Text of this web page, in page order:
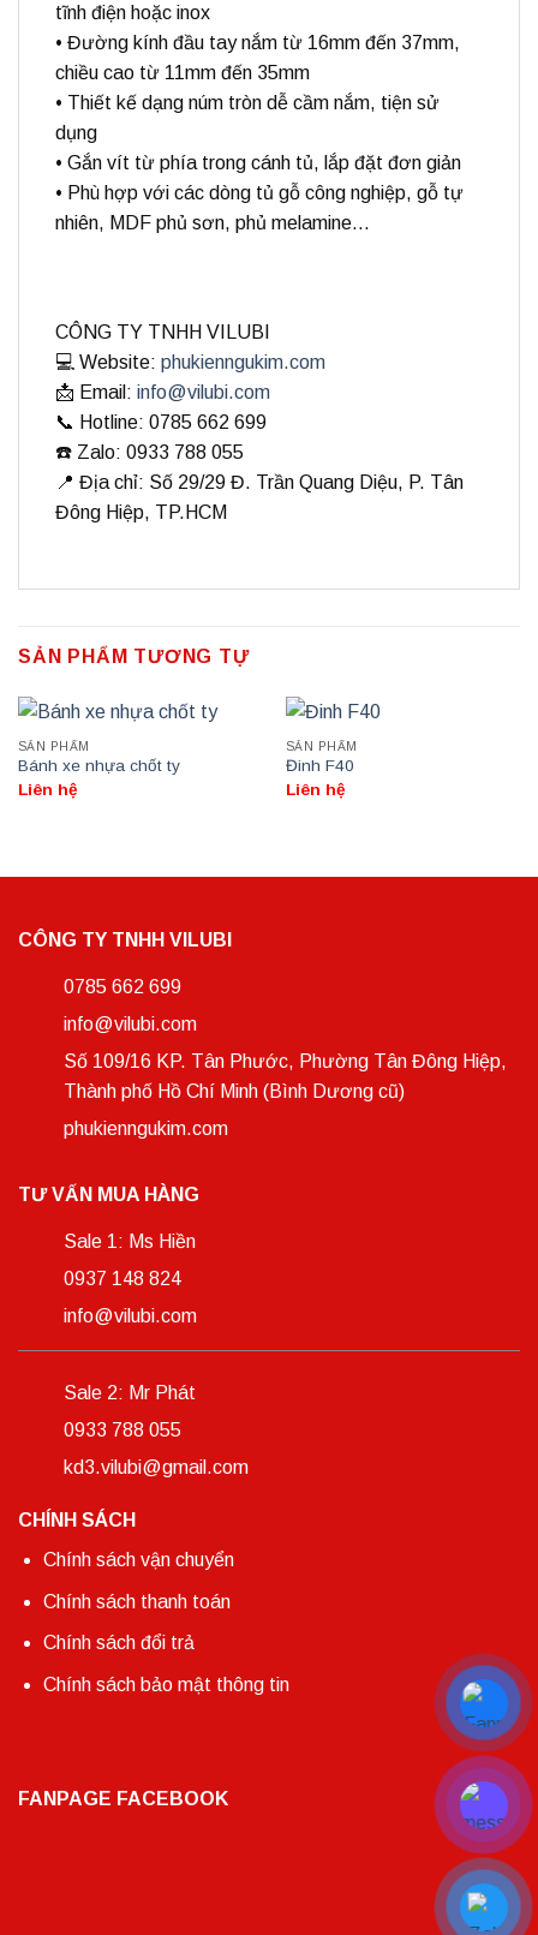
tĩnh điện hoặc inox
• Đường kính đầu tay nắm từ 16mm đến 37mm,
chiều cao từ 11mm đến 35mm
• Thiết kế dạng núm tròn dễ cầm nắm, tiện sử
dụng
• Gắn vít từ phía trong cánh tủ, lắp đặt đơn giản
• Phù hợp với các dòng tủ gỗ công nghiệp, gỗ tự
nhiên, MDF phủ sơn, phủ melamine…
CÔNG TY TNHH VILUBI
💻 Website: phukienngukim.com
📩 Email: info@vilubi.com
📞 Hotline: 0785 662 699
☎️ Zalo: 0933 788 055
📍 Địa chỉ: Số 29/29 Đ. Trần Quang Diệu, P. Tân
Đông Hiệp, TP.HCM
SẢN PHẨM TƯƠNG TỰ
SẢN PHẨM
Bánh xe nhựa chốt ty
Liên hệ
SẢN PHẨM
Đinh F40
Liên hệ
CÔNG TY TNHH VILUBI
0785 662 699
info@vilubi.com
Số 109/16 KP. Tân Phước, Phường Tân Đông Hiệp,
Thành phố Hồ Chí Minh (Bình Dương cũ)
phukienngukim.com
TƯ VẤN MUA HÀNG
Sale 1: Ms Hiền
0937 148 824
info@vilubi.com
Sale 2: Mr Phát
0933 788 055
kd3.vilubi@gmail.com
CHÍNH SÁCH
Chính sách vận chuyển
Chính sách thanh toán
Chính sách đổi trả
Chính sách bảo mật thông tin
FANPAGE FACEBOOK